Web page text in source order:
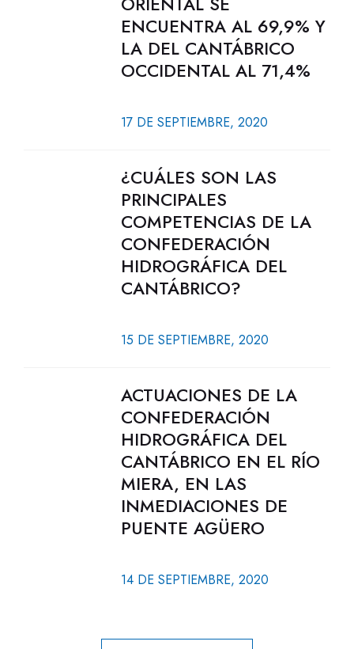
ENCUENTRA AL 69,9% Y
LA DEL CANTÁBRICO
OCCIDENTAL AL 71,4%
17 DE SEPTIEMBRE, 2020
¿CUÁLES SON LAS
PRINCIPALES
COMPETENCIAS DE LA
CONFEDERACIÓN
HIDROGRÁFICA DEL
CANTÁBRICO?
15 DE SEPTIEMBRE, 2020
ACTUACIONES DE LA
CONFEDERACIÓN
HIDROGRÁFICA DEL
CANTÁBRICO EN EL RÍO
MIERA, EN LAS
INMEDIACIONES DE
PUENTE AGÜERO
14 DE SEPTIEMBRE, 2020